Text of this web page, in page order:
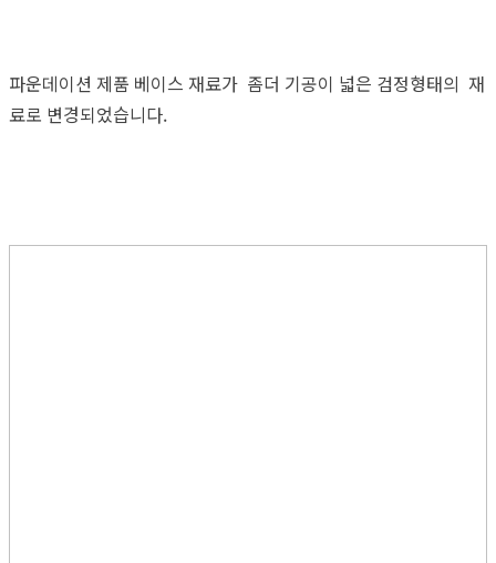
파운데이션 제품 베이스 재료가 좀더 기공이 넓은 검정형태의 재
료로 변경되었습니다.